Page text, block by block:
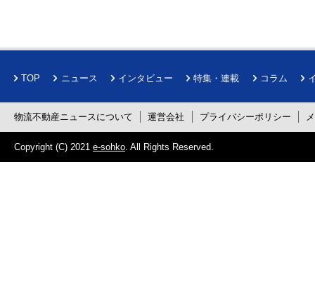
TOP ニュース インタビュー 特集・連載 コラム
物流不動産ニュースについて 運営会社 プライバシーポリシー
Copyright (C) 2021 e-sohko. All Rights Reserved.